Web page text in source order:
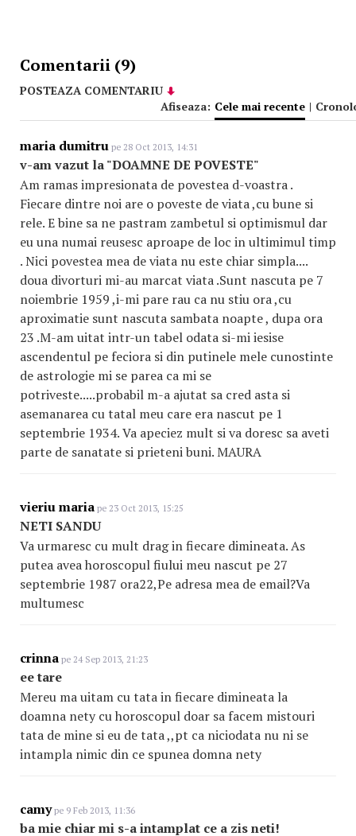
Comentarii (9)
POSTEAZA COMENTARIU
Afiseaza: Cele mai recente |
maria dumitru pe 28 Oct 2013, 14:31
v-am vazut la "DOAMNE DE POVESTE"
Am ramas impresionata de povestea d-voastra .
Fiecare dintre noi are o poveste de viata ,cu bune si
rele. E bine sa ne pastram zambetul si optimismul dar
eu una numai reusesc aproape de loc in ultimimul timp
. Nici povestea mea de viata nu este chiar simpla....
doua divorturi mi-au marcat viata .Sunt nascuta pe 7
noiembrie 1959 ,i-mi pare rau ca nu stiu ora ,cu
aproximatie sunt nascuta sambata noapte , dupa ora
23 .M-am uitat intr-un tabel odata si-mi iesise
ascendentul pe feciora si din putinele mele cunostinte
de astrologie mi se parea ca mi se
potriveste.....probabil m-a ajutat sa cred asta si
asemanarea cu tatal meu care era nascut pe 1
septembrie 1934. Va apeciez mult si va doresc sa aveti
parte de sanatate si prieteni buni. MAURA
vieriu maria pe 23 Oct 2013, 15:25
NETI SANDU
Va urmaresc cu mult drag in fiecare dimineata. As
putea avea horoscopul fiului meu nascut pe 27
septembrie 1987 ora22,Pe adresa mea de email?Va
multumesc
crinna pe 24 Sep 2013, 21:23
ee tare
Mereu ma uitam cu tata in fiecare dimineata la
doamna nety cu horoscopul doar sa facem mistouri
tata de mine si eu de tata ,,pt ca niciodata nu ni se
intampla nimic din ce spunea domna nety
camype 9 Feb 2013, 11:36
ba mie chiar mi s-a intamplat ce a zis neti!